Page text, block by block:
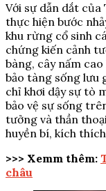
Với sự dẫn dắt
thực hiện bước
khu rừng cổ sinh
chứng kiến cảnh
bàng, cây nấm
bảo tàng sống lưu
chỉ khơi dậy sự tò
bảo vệ sự sống
tưởng và thần
huyền bí, kích
>>> Xemm thêm:
châu